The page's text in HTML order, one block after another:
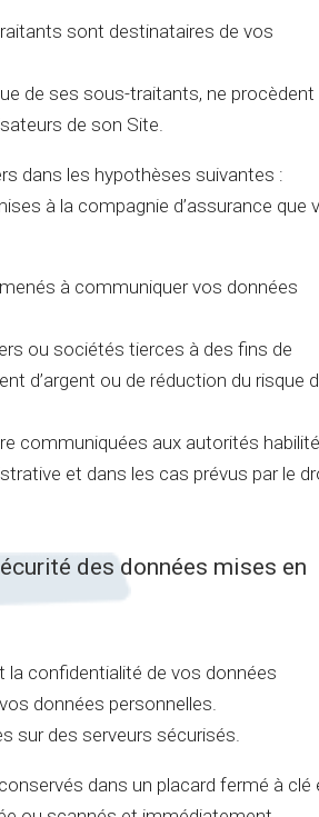
sont destinataires de vos
de ses sous-traitants, ne procèdent
de son Site.
dans les hypothèses suivantes :
à la compagnie d’assurance que
à communiquer vos données
ou sociétés tierces à des fins de
d’argent ou de réduction du risque
communiquées aux autorités
et dans les cas prévus par le
des données mises en
la confidentialité de vos données
données personnelles.
sur des serveurs sécurisés.
dans un placard fermé à clé